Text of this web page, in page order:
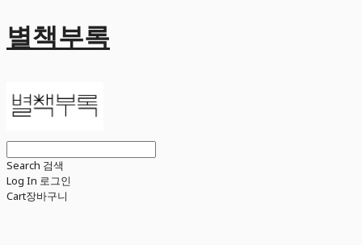
별책부록
Search 검색
Log In 로그인
Cart장바구니